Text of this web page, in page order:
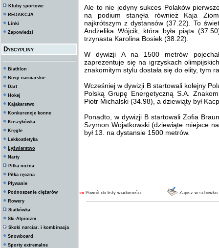
Kluby sportowe
REDAKCJA
Linki
Zapowiedzi
Dyscypliny
Biathlon
Biegi narciarskie
Dart
Hokej
Kajakarstwo
Konkurencje konne
Koszykówka
Kręgle
Lekkoatletyka
Łyżwiarstwo
Narty
Piłka nożna
Piłka ręczna
Pływanie
Podnoszenie ciężarów
Rowery
Siatkówka
Ski-Alpinizm
Skoki narciar. i kombinacja
Snowboard
Sporty extremalne
Ale to nie jedyny sukces Polaków
na podium stanęła również Kaja
najkrótszym z dystansów (37.22). To
Andżelika Wójcik, która była piąta
trzynasta Karolina Bosiek (38.22).
W dywizji A na 1500 metrów
zaprezentuje się na igrzyskach
znakomitym stylu dostała się do elity, tym
Wcześniej w dywizji B startowali kolejny
Polską Grupę Energetyczną S.A.
Piotr Michalski (34.98), a dziewiąty był
Ponadto, w dywizji B startowali Zofia
Szymon Wojatkowski (dziewiąte miejsce
był 13. na dystansie 1500 metrów.
«« Powrót do listy wiadomości Zapisz w schowku